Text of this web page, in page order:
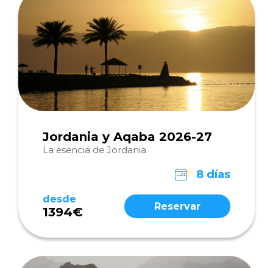
Jordania y Aqaba 2026-27
La esencia de Jordania
8 días
desde
1394€ Reservar